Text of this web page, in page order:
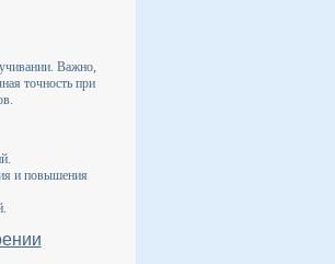
Важно,
точность при
и повышения